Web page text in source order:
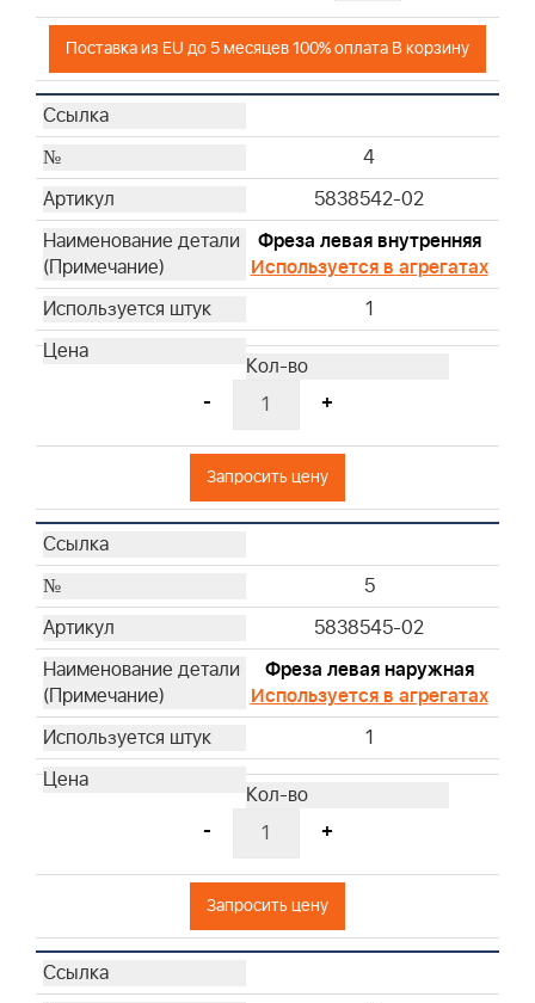
Поставка из EU до 5 месяцев 100% оплата В корзину
4
5838542-02
Фреза левая внутренняя
Используется в агрегатах
1
- +
Запросить цену
5
5838545-02
Фреза левая наружная
Используется в агрегатах
1
- +
Запросить цену